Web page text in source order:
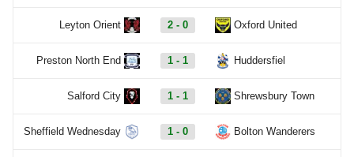
Leyton Orient 2 - 0 Oxford United
Preston North End 1 - 1 Huddersfiel
Salford City 1 - 1 Shrewsbury Town
Sheffield Wednesday 1 - 0 Bolton Wanderers